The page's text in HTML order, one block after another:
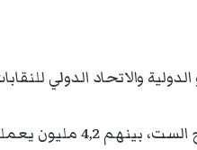
والاتحاد الدولي
ويعيش نحو 23 مليون